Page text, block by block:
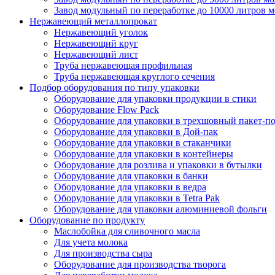
Завод модульный по переработке до 10000 литров
Нержавеющий металлопрокат
Нержавеющий уголок
Нержавеющий круг
Нержавеющий лист
Труба нержавеющая профильная
Труба нержавеющая круглого сечения
Подбор оборудования по типу упаковки
Оборудование для упаковки продукции в стики
Оборудование Flow Pack
Оборудование для упаковки в трехшовный пакет-
Оборудование для упаковки в Дой-пак
Оборудование для упаковки в стаканчики
Оборудование для упаковки в контейнеры
Оборудование для розлива и упаковки в бутылки
Оборудование для упаковки в банки
Оборудование для упаковки в ведра
Оборудование для упаковки в Tetra Pak
Оборудование для упаковки алюминиевой фольги
Оборудование по продукту
Маслобойка для сливочного масла
Для учета молока
Для производства сыра
Оборудование для производства творога